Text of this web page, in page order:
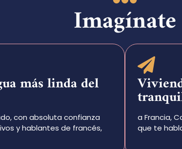
Imagínate
más linda del
con absoluta confianza
y hablantes de francés,
a Francia,
que te